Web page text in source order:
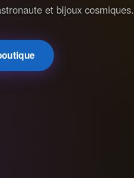
et bijoux cosmiques.